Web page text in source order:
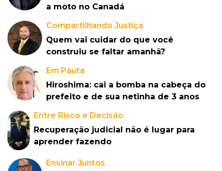
a moto no Canadá
Compartilhando Justiça
Quem vai cuidar do que você
construiu se faltar amanhã?
Em Pauta
Hiroshima: cai a bomba na cabeça do
prefeito e de sua netinha de 3 anos
Entre Risco e Decisão
Recuperação judicial não é lugar para
aprender fazendo
Ensinar Juntos